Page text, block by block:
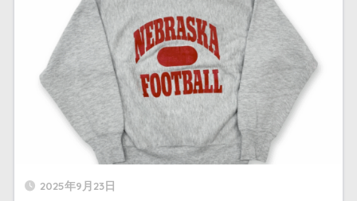
2025年9月23日